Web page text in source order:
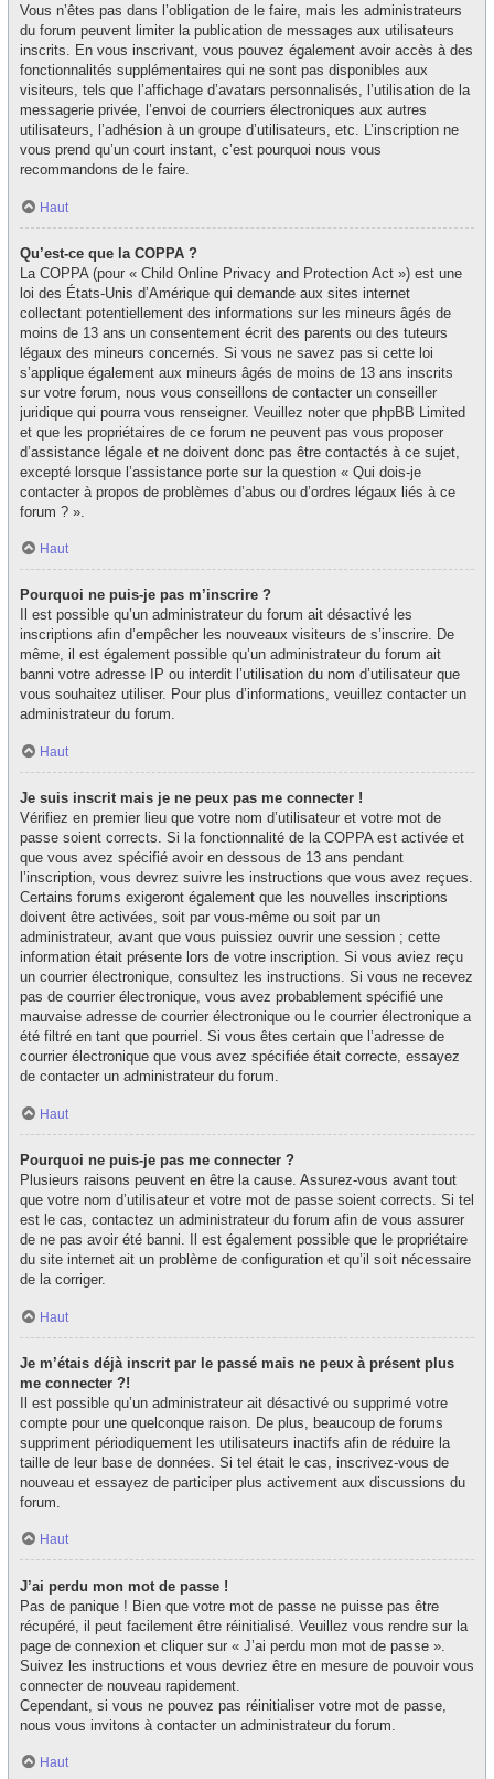
Vous n’êtes pas dans l’obligation de le faire, mais les administrateurs
du forum peuvent limiter la publication de messages aux utilisateurs
inscrits. En vous inscrivant, vous pouvez également avoir accès à des
fonctionnalités supplémentaires qui ne sont pas disponibles aux
visiteurs, tels que l’affichage d’avatars personnalisés, l’utilisation de la
messagerie privée, l’envoi de courriers électroniques aux autres
utilisateurs, l’adhésion à un groupe d’utilisateurs, etc. L’inscription ne
vous prend qu’un court instant, c’est pourquoi nous vous
recommandons de le faire.
Haut
Qu’est-ce que la COPPA ?
La COPPA (pour « Child Online Privacy and Protection Act ») est une
loi des États-Unis d’Amérique qui demande aux sites internet
collectant potentiellement des informations sur les mineurs âgés de
moins de 13 ans un consentement écrit des parents ou des tuteurs
légaux des mineurs concernés. Si vous ne savez pas si cette loi
s’applique également aux mineurs âgés de moins de 13 ans inscrits
sur votre forum, nous vous conseillons de contacter un conseiller
juridique qui pourra vous renseigner. Veuillez noter que phpBB Limited
et que les propriétaires de ce forum ne peuvent pas vous proposer
d’assistance légale et ne doivent donc pas être contactés à ce sujet,
excepté lorsque l’assistance porte sur la question « Qui dois-je
contacter à propos de problèmes d’abus ou d’ordres légaux liés à ce
forum ? ».
Haut
Pourquoi ne puis-je pas m’inscrire ?
Il est possible qu’un administrateur du forum ait désactivé les
inscriptions afin d’empêcher les nouveaux visiteurs de s’inscrire. De
même, il est également possible qu’un administrateur du forum ait
banni votre adresse IP ou interdit l’utilisation du nom d’utilisateur que
vous souhaitez utiliser. Pour plus d’informations, veuillez contacter un
administrateur du forum.
Haut
Je suis inscrit mais je ne peux pas me connecter !
Vérifiez en premier lieu que votre nom d’utilisateur et votre mot de
passe soient corrects. Si la fonctionnalité de la COPPA est activée et
que vous avez spécifié avoir en dessous de 13 ans pendant
l’inscription, vous devrez suivre les instructions que vous avez reçues.
Certains forums exigeront également que les nouvelles inscriptions
doivent être activées, soit par vous-même ou soit par un
administrateur, avant que vous puissiez ouvrir une session ; cette
information était présente lors de votre inscription. Si vous aviez reçu
un courrier électronique, consultez les instructions. Si vous ne recevez
pas de courrier électronique, vous avez probablement spécifié une
mauvaise adresse de courrier électronique ou le courrier électronique a
été filtré en tant que pourriel. Si vous êtes certain que l’adresse de
courrier électronique que vous avez spécifiée était correcte, essayez
de contacter un administrateur du forum.
Haut
Pourquoi ne puis-je pas me connecter ?
Plusieurs raisons peuvent en être la cause. Assurez-vous avant tout
que votre nom d’utilisateur et votre mot de passe soient corrects. Si tel
est le cas, contactez un administrateur du forum afin de vous assurer
de ne pas avoir été banni. Il est également possible que le propriétaire
du site internet ait un problème de configuration et qu’il soit nécessaire
de la corriger.
Haut
Je m’étais déjà inscrit par le passé mais ne peux à présent plus
me connecter ?!
Il est possible qu’un administrateur ait désactivé ou supprimé votre
compte pour une quelconque raison. De plus, beaucoup de forums
suppriment périodiquement les utilisateurs inactifs afin de réduire la
taille de leur base de données. Si tel était le cas, inscrivez-vous de
nouveau et essayez de participer plus activement aux discussions du
forum.
Haut
J’ai perdu mon mot de passe !
Pas de panique ! Bien que votre mot de passe ne puisse pas être
récupéré, il peut facilement être réinitialisé. Veuillez vous rendre sur la
page de connexion et cliquer sur « J’ai perdu mon mot de passe ».
Suivez les instructions et vous devriez être en mesure de pouvoir vous
connecter de nouveau rapidement.
Cependant, si vous ne pouvez pas réinitialiser votre mot de passe,
nous vous invitons à contacter un administrateur du forum.
Haut